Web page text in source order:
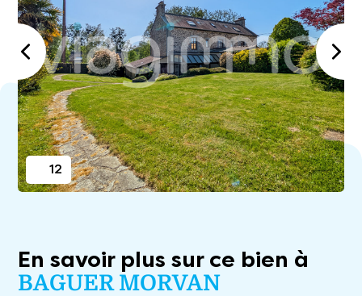
12
En savoir plus sur ce bien à
BAGUER MORVAN